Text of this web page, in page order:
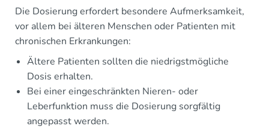
Die Dosierung erfordert besondere Aufmerksamkeit,
vor allem bei älteren Menschen oder Patienten mit
chronischen Erkrankungen:
Ältere Patienten sollten die niedrigstmögliche
Dosis erhalten.
Bei einer eingeschränkten Nieren- oder
Leberfunktion muss die Dosierung sorgfältig
angepasst werden.